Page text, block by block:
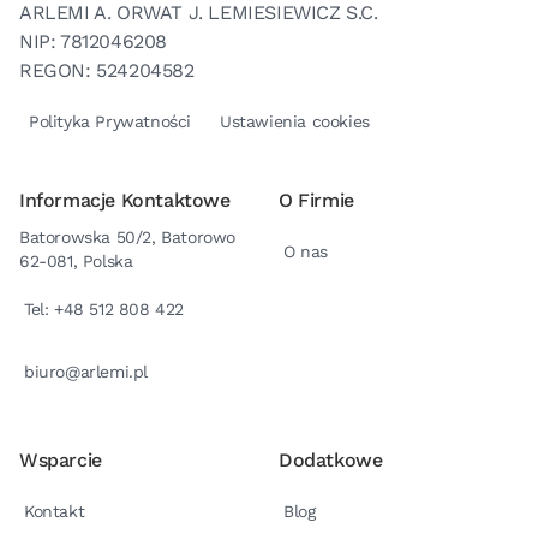
ARLEMI A. ORWAT J. LEMIESIEWICZ S.C.
NIP: 7812046208
REGON: 524204582
Polityka Prywatności Ustawienia cookies
Informacje Kontaktowe
Batorowska 50/2, Batorowo
62-081, Polska
Tel: +48 512 808 422
biuro@arlemi.pl
O Firmie
O nas
Wsparcie
Kontakt
Dodatkowe
Blog